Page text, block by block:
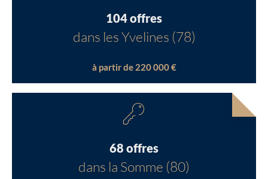
104 offres
dans les Yvelines (78)
à partir de 220 000 €
68 offres
dans la Somme (80)